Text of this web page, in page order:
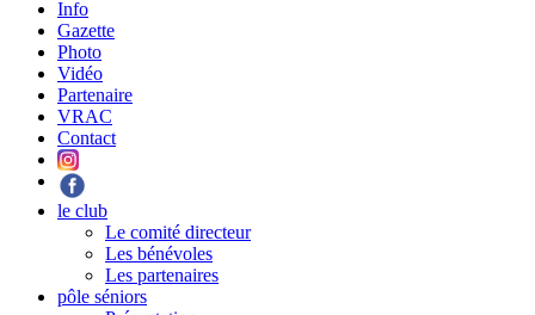
Info
Gazette
Photo
Vidéo
Partenaire
VRAC
Contact
le club
Le comité directeur
Les bénévoles
Les partenaires
pôle séniors